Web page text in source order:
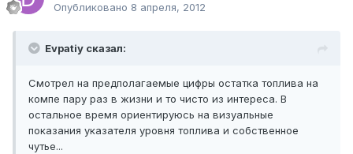
Опубликовано 8 апреля, 2012
Evpatiy сказал:
Смотрел на предполагаемые цифры остатка топлива на
компе пару раз в жизни и то чисто из интереса. В
остальное время ориентируюсь на визуальные
показания указателя уровня топлива и собственное
чутье...